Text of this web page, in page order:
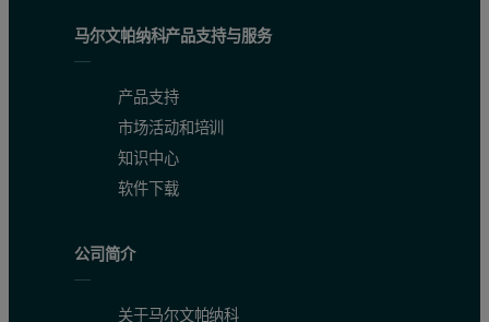
马尔文帕纳科产品支持与服务
产品支持
市场活动和培训
知识中心
软件下载
公司简介
关于马尔文帕纳科